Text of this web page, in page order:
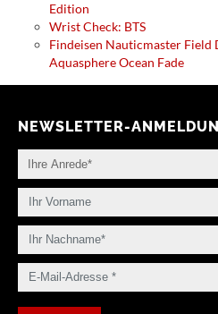
Edition
Wrist Check: BTS
Findeisen Nauticmaster Field
Aquasphere Ocean Fade
NEWSLETTER-